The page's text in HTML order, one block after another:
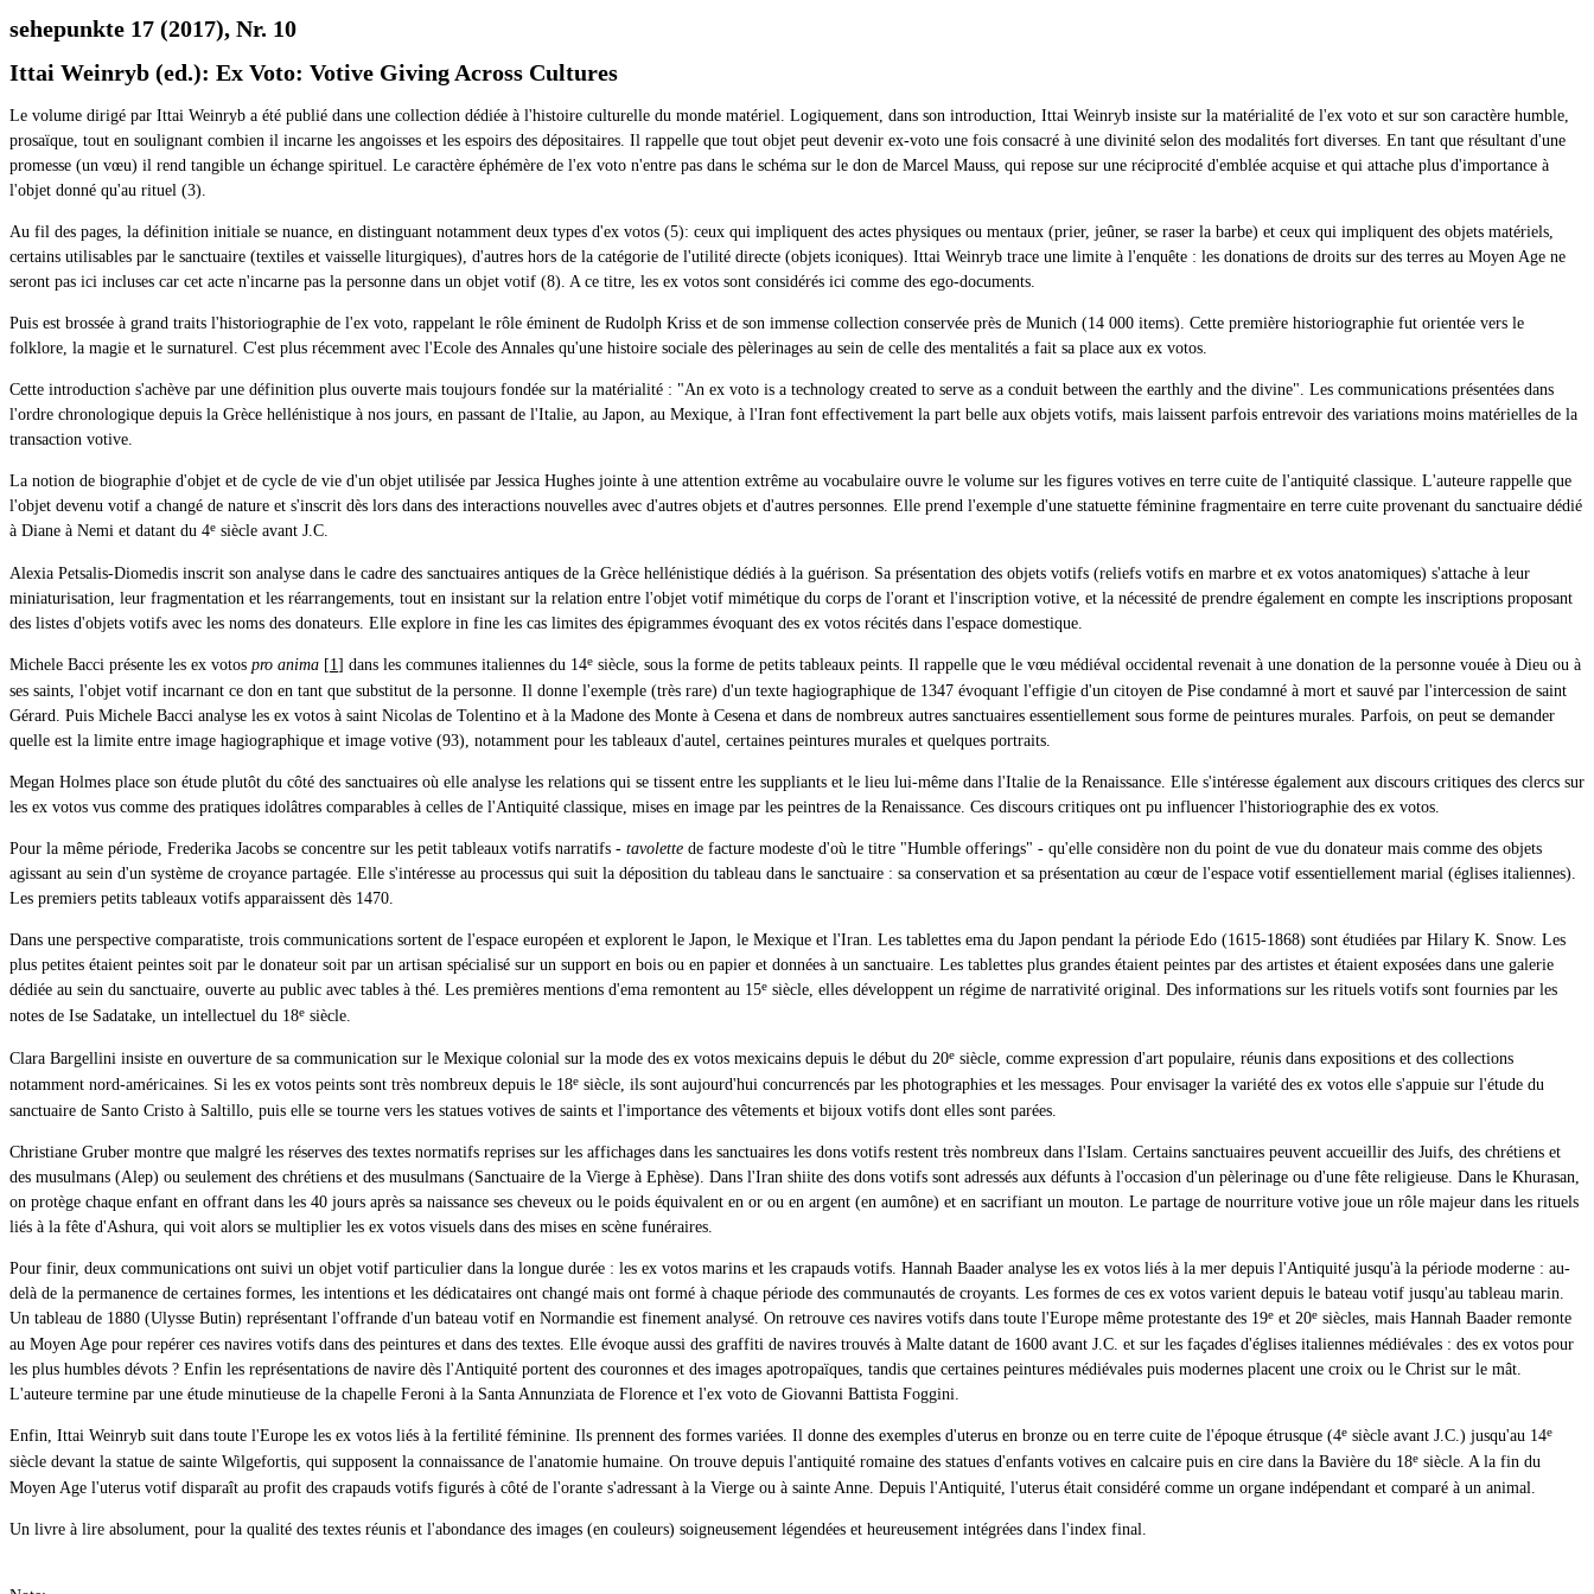
sehepunkte 17 (2017), Nr. 10
Ittai Weinryb (ed.): Ex Voto: Votive Giving Across Cultures
Le volume dirigé par Ittai Weinryb a été publié dans une collection dédiée à l'histoire culturelle du monde matériel. Logiquement, dans son introduction, Ittai Weinryb insiste sur la matérialité de l'ex voto et sur son caractère humble,
prosaïque, tout en soulignant combien il incarne les angoisses et les espoirs des dépositaires. Il rappelle que tout objet peut devenir ex-voto une fois consacré à une divinité selon des modalités fort diverses. En tant que résultant d'une
promesse (un vœu) il rend tangible un échange spirituel. Le caractère éphémère de l'ex voto n'entre pas dans le schéma sur le don de Marcel Mauss, qui repose sur une réciprocité d'emblée acquise et qui attache plus d'importance à
l'objet donné qu'au rituel (3).
Au fil des pages, la définition initiale se nuance, en distinguant notamment deux types d'ex votos (5): ceux qui impliquent des actes physiques ou mentaux (prier, jeûner, se raser la barbe) et ceux qui impliquent des objets matériels,
certains utilisables par le sanctuaire (textiles et vaisselle liturgiques), d'autres hors de la catégorie de l'utilité directe (objets iconiques). Ittai Weinryb trace une limite à l'enquête : les donations de droits sur des terres au Moyen Age ne
seront pas ici incluses car cet acte n'incarne pas la personne dans un objet votif (8). A ce titre, les ex votos sont considérés ici comme des ego-documents.
Puis est brossée à grand traits l'historiographie de l'ex voto, rappelant le rôle éminent de Rudolph Kriss et de son immense collection conservée près de Munich (14 000 items). Cette première historiographie fut orientée vers le
folklore, la magie et le surnaturel. C'est plus récemment avec l'Ecole des Annales qu'une histoire sociale des pèlerinages au sein de celle des mentalités a fait sa place aux ex votos.
Cette introduction s'achève par une définition plus ouverte mais toujours fondée sur la matérialité : "An ex voto is a technology created to serve as a conduit between the earthly and the divine". Les communications présentées dans
l'ordre chronologique depuis la Grèce hellénistique à nos jours, en passant de l'Italie, au Japon, au Mexique, à l'Iran font effectivement la part belle aux objets votifs, mais laissent parfois entrevoir des variations moins matérielles de la
transaction votive.
La notion de biographie d'objet et de cycle de vie d'un objet utilisée par Jessica Hughes jointe à une attention extrême au vocabulaire ouvre le volume sur les figures votives en terre cuite de l'antiquité classique. L'auteure rappelle que
l'objet devenu votif a changé de nature et s'inscrit dès lors dans des interactions nouvelles avec d'autres objets et d'autres personnes. Elle prend l'exemple d'une statuette féminine fragmentaire en terre cuite provenant du sanctuaire dédié
à Diane à Nemi et datant du 4e siècle avant J.C.
Alexia Petsalis-Diomedis inscrit son analyse dans le cadre des sanctuaires antiques de la Grèce hellénistique dédiés à la guérison. Sa présentation des objets votifs (reliefs votifs en marbre et ex votos anatomiques) s'attache à leur
miniaturisation, leur fragmentation et les réarrangements, tout en insistant sur la relation entre l'objet votif mimétique du corps de l'orant et l'inscription votive, et la nécessité de prendre également en compte les inscriptions proposant
des listes d'objets votifs avec les noms des donateurs. Elle explore in fine les cas limites des épigrammes évoquant des ex votos récités dans l'espace domestique.
Michele Bacci présente les ex votos pro anima [1 ] dans les communes italiennes du 14e siècle, sous la forme de petits tableaux peints. Il rappelle que le vœu médiéval occidental revenait à une donation de la personne vouée à Dieu ou à
ses saints, l'objet votif incarnant ce don en tant que substitut de la personne. Il donne l'exemple (très rare) d'un texte hagiographique de 1347 évoquant l'effigie d'un citoyen de Pise condamné à mort et sauvé par l'intercession de saint
Gérard. Puis Michele Bacci analyse les ex votos à saint Nicolas de Tolentino et à la Madone des Monte à Cesena et dans de nombreux autres sanctuaires essentiellement sous forme de peintures murales. Parfois, on peut se demander
quelle est la limite entre image hagiographique et image votive (93), notamment pour les tableaux d'autel, certaines peintures murales et quelques portraits.
Megan Holmes place son étude plutôt du côté des sanctuaires où elle analyse les relations qui se tissent entre les suppliants et le lieu lui-même dans l'Italie de la Renaissance. Elle s'intéresse également aux discours critiques des clercs sur
les ex votos vus comme des pratiques idolâtres comparables à celles de l'Antiquité classique, mises en image par les peintres de la Renaissance. Ces discours critiques ont pu influencer l'historiographie des ex votos.
Pour la même période, Frederika Jacobs se concentre sur les petit tableaux votifs narratifs - tavolette de facture modeste d'où le titre "Humble offerings" - qu'elle considère non du point de vue du donateur mais comme des objets
agissant au sein d'un système de croyance partagée. Elle s'intéresse au processus qui suit la déposition du tableau dans le sanctuaire : sa conservation et sa présentation au cœur de l'espace votif essentiellement marial (églises italiennes).
Les premiers petits tableaux votifs apparaissent dès 1470.
Dans une perspective comparatiste, trois communications sortent de l'espace européen et explorent le Japon, le Mexique et l'Iran. Les tablettes ema du Japon pendant la période Edo (1615-1868) sont étudiées par Hilary K. Snow. Les
plus petites étaient peintes soit par le donateur soit par un artisan spécialisé sur un support en bois ou en papier et données à un sanctuaire. Les tablettes plus grandes étaient peintes par des artistes et étaient exposées dans une galerie
dédiée au sein du sanctuaire, ouverte au public avec tables à thé. Les premières mentions d'ema remontent au 15e siècle, elles développent un régime de narrativité original. Des informations sur les rituels votifs sont fournies par les
notes de Ise Sadatake, un intellectuel du 18e siècle.
Clara Bargellini insiste en ouverture de sa communication sur le Mexique colonial sur la mode des ex votos mexicains depuis le début du 20e siècle, comme expression d'art populaire, réunis dans expositions et des collections
notamment nord-américaines. Si les ex votos peints sont très nombreux depuis le 18e siècle, ils sont aujourd'hui concurrencés par les photographies et les messages. Pour envisager la variété des ex votos elle s'appuie sur l'étude du
sanctuaire de Santo Cristo à Saltillo, puis elle se tourne vers les statues votives de saints et l'importance des vêtements et bijoux votifs dont elles sont parées.
Christiane Gruber montre que malgré les réserves des textes normatifs reprises sur les affichages dans les sanctuaires les dons votifs restent très nombreux dans l'Islam. Certains sanctuaires peuvent accueillir des Juifs, des chrétiens et
des musulmans (Alep) ou seulement des chrétiens et des musulmans (Sanctuaire de la Vierge à Ephèse). Dans l'Iran shiite des dons votifs sont adressés aux défunts à l'occasion d'un pèlerinage ou d'une fête religieuse. Dans le Khurasan,
on protège chaque enfant en offrant dans les 40 jours après sa naissance ses cheveux ou le poids équivalent en or ou en argent (en aumône) et en sacrifiant un mouton. Le partage de nourriture votive joue un rôle majeur dans les rituels
liés à la fête d'Ashura, qui voit alors se multiplier les ex votos visuels dans des mises en scène funéraires.
Pour finir, deux communications ont suivi un objet votif particulier dans la longue durée : les ex votos marins et les crapauds votifs. Hannah Baader analyse les ex votos liés à la mer depuis l'Antiquité jusqu'à la période moderne : au-
delà de la permanence de certaines formes, les intentions et les dédicataires ont changé mais ont formé à chaque période des communautés de croyants. Les formes de ces ex votos varient depuis le bateau votif jusqu'au tableau marin.
Un tableau de 1880 (Ulysse Butin) représentant l'offrande d'un bateau votif en Normandie est finement analysé. On retrouve ces navires votifs dans toute l'Europe même protestante des 19e et 20e siècles, mais Hannah Baader remonte
au Moyen Age pour repérer ces navires votifs dans des peintures et dans des textes. Elle évoque aussi des graffiti de navires trouvés à Malte datant de 1600 avant J.C. et sur les façades d'églises italiennes médiévales : des ex votos pour
les plus humbles dévots ? Enfin les représentations de navire dès l'Antiquité portent des couronnes et des images apotropaïques, tandis que certaines peintures médiévales puis modernes placent une croix ou le Christ sur le mât.
L'auteure termine par une étude minutieuse de la chapelle Feroni à la Santa Annunziata de Florence et l'ex voto de Giovanni Battista Foggini.
Enfin, Ittai Weinryb suit dans toute l'Europe les ex votos liés à la fertilité féminine. Ils prennent des formes variées. Il donne des exemples d'uterus en bronze ou en terre cuite de l'époque étrusque (4e siècle avant J.C.) jusqu'au 14e
siècle devant la statue de sainte Wilgefortis, qui supposent la connaissance de l'anatomie humaine. On trouve depuis l'antiquité romaine des statues d'enfants votives en calcaire puis en cire dans la Bavière du 18e siècle. A la fin du
Moyen Age l'uterus votif disparaît au profit des crapauds votifs figurés à côté de l'orante s'adressant à la Vierge ou à sainte Anne. Depuis l'Antiquité, l'uterus était considéré comme un organe indépendant et comparé à un animal.
Un livre à lire absolument, pour la qualité des textes réunis et l'abondance des images (en couleurs) soigneusement légendées et heureusement intégrées dans l'index final.